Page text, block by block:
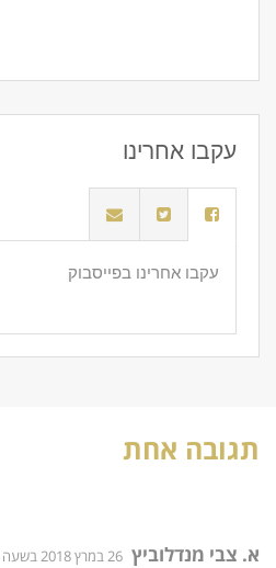
עקבו אחרינו
עקבו אחרינו בפייסבוק
תגובה אחת
א. צבי מנדלוביץ 26 במרץ 2018 בשעה 8:25